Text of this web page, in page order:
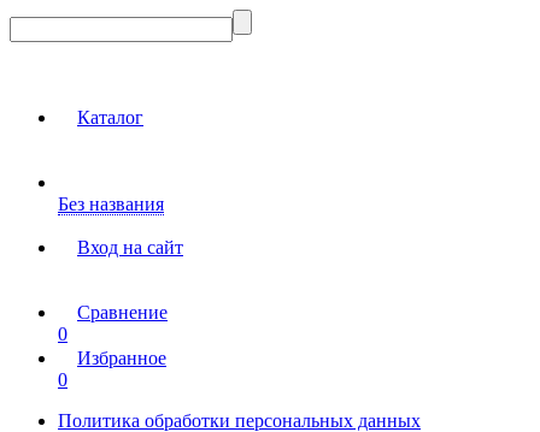
Каталог
Без названия
Вход на сайт
Сравнение
0
Избранное
0
Политика обработки персональных данных